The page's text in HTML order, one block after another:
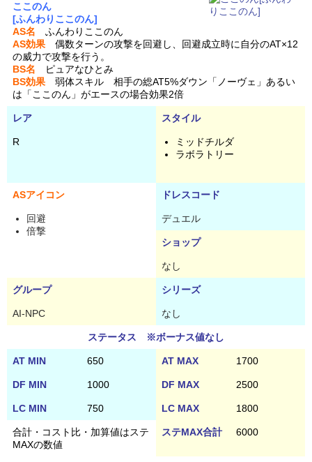
ここのん
[ふんわりここのん]
AS名 ふんわりここのん
AS効果 偶数ターンの攻撃を回避し、回避成立時に自分のAT×12
の威力で攻撃を行う。
BS名 ピュアなひとみ
BS効果 弱体スキル 相手の総AT5%ダウン「ノーヴェ」あるい
は「ここのん」がエースの場合効果2倍
レア スタイル
R
ミッドチルダ
ラボラトリー
ASアイコン ドレスコード
回避
倍撃
デュエル
ショップ
なし
グループ シリーズ
AI-NPC なし
ステータス ※ボーナス値なし
AT MIN 650 AT MAX 1700
DF MIN 1000 DF MAX 2500
LC MIN 750 LC MAX 1800
合計・コスト比・加算値はステ
MAXの数値
ステMAX合計 6000